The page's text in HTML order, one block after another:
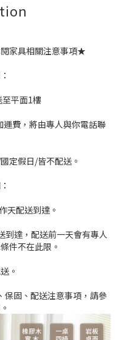
家具相關注意事項★
平面1樓
費，將由專人與你電話聯
定假日/皆不配送。
天配送到達。
達，配送前一天會有專人
件不在此限。
。
保固、配送注意事項，請參